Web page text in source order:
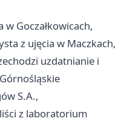
Goczałkowicach,
z ujęcia w Maczkach,
uzdatnianie i
S.A.,
z laboratorium